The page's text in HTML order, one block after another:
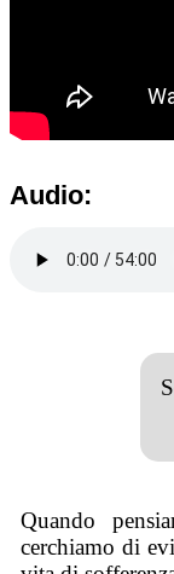
Audio:
Quando
cerchiamo di